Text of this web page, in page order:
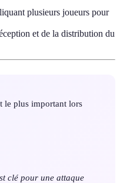
plusieurs joueurs pour
et de la distribution du
le plus important lors
clé pour une attaque